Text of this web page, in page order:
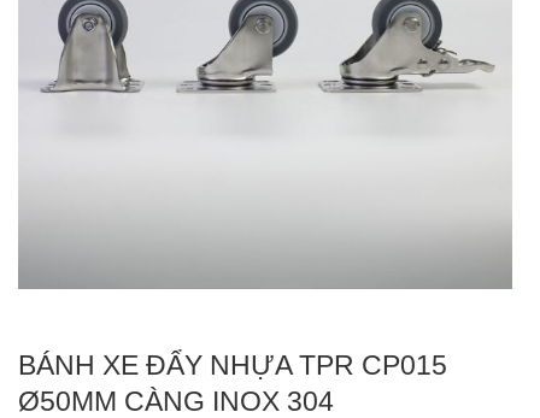
BÁNH XE ĐẨY NHỰA TPR CP015
Ø50MM CÀNG INOX 304